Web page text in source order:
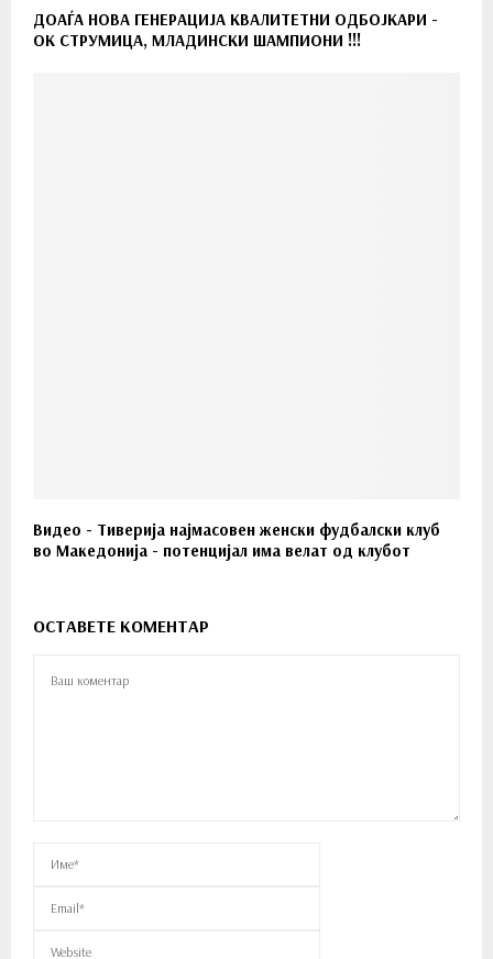
ДОАЃА НОВА ГЕНЕРАЦИЈА КВАЛИТЕТНИ ОДБОЈКАРИ -
ОК СТРУМИЦА, МЛАДИНСКИ ШАМПИОНИ !!!
Видео - Тиверија најмасовен женски фудбалски клуб
во Македонија - потенцијал има велат од клубот
ОСТАВЕТЕ КОМЕНТАР